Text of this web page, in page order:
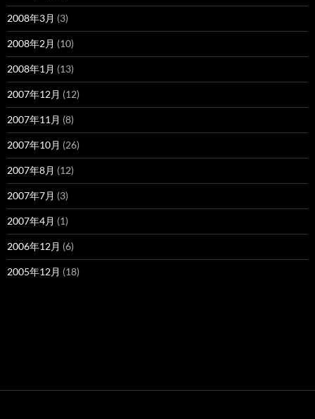
2008年3月 (3)
2008年2月 (10)
2008年1月 (13)
2007年12月 (12)
2007年11月 (8)
2007年10月 (26)
2007年8月 (12)
2007年7月 (3)
2007年4月 (1)
2006年12月 (6)
2005年12月 (18)